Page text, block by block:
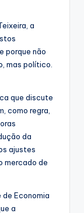
a
porque não
mas político.
que discute
como regra,
da
ajustes
mercado de
de Economia
a